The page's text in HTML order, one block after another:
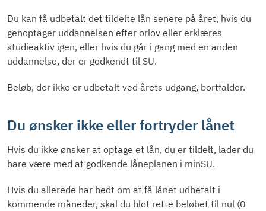
Du kan få udbetalt det tildelte lån senere på året, hvis du
genoptager uddannelsen efter orlov eller erklæres
studieaktiv igen, eller hvis du går i gang med en anden
uddannelse, der er godkendt til SU.
Beløb, der ikke er udbetalt ved årets udgang, bortfalder.
Du ønsker ikke eller fortryder lånet
Hvis du ikke ønsker at optage et lån, du er tildelt, lader du
bare være med at godkende låneplanen i minSU.
Hvis du allerede har bedt om at få lånet udbetalt i
kommende måneder, skal du blot rette beløbet til nul (0